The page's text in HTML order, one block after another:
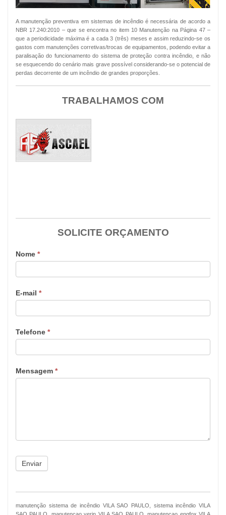
A manutenção preventiva em sistemas de incêndio é necessária de acordo a
NBR 17.240:2010 – que se encontra no item 10 Manutenção na Página 47 –
que a periodicidade máxima é a cada 3 (três) meses e assim reduzindo-se os
gastos com manutenções corretivas/trocas de equipamentos, podendo evitar a
paralisação do funcionamento do sistema de proteção contra incêndio, e não
se esquecendo do cenário mais grave possível considerando-se o potencial de
perdas decorrente de um incêndio de grandes proporções.
TRABALHAMOS COM
SOLICITE ORÇAMENTO
Nome *
E-mail *
Telefone *
Mensagem *
Enviar
manutenção sistema de incêndio VILA SAO PAULO, sistema incêndio VILA